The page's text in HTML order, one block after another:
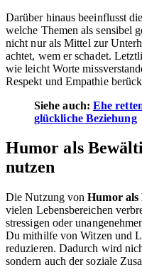
Darüber hinaus beeinflusst
welche Themen als sensibel
nicht nur als Mittel zur
achtet, wem er schadet.
wie leicht Worte
Respekt und Empathie
Siehe auch: Ehe
glückliche Beziehung
Humor als
nutzen
Die Nutzung vonHumor als
vielen Lebensbereichen
stressigen oder
Du mithilfe von Witzen und
reduzieren. Dadurch wird
sondern auch der soziale